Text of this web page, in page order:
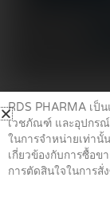
Generic Name /
ยาบำบัด
DIRAM 500 MG
฿19.60
RDS PHARMA เป็
เวชภัณฑ์ และอุปกร
ในการจำหน่ายเท่านั้
เกี่ยวข้องกับการซื้อ
การตัดสินใจในการสั่